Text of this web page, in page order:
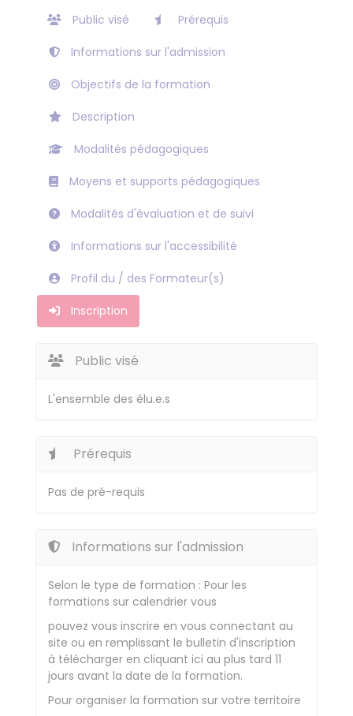
Public visé Prérequis
Informations sur l'admission
Objectifs de la formation
Description
Modalités pédagogiques
Moyens et supports pédagogiques
Modalités d'évaluation et de suivi
Informations sur l'accessibilité
Profil du / des Formateur(s)
Inscription
Public visé
L'ensemble des élu.e.s
Prérequis
Pas de pré-requis
Informations sur l'admission
Selon le type de formation : Pour les
formations sur calendrier vous
pouvez vous inscrire en vous connectant au
site ou en remplissant le bulletin d'inscription
à télécharger en cliquant ici au plus tard 11
jours avant la date de la formation.
Pour organiser la formation sur votre territoire